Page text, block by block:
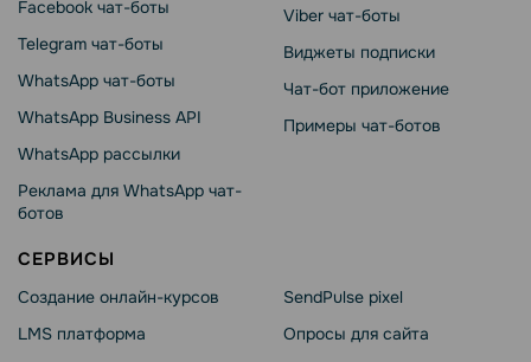
Facebook чат-боты
Telegram чат-боты
WhatsApp чат-боты
WhatsApp Business API
WhatsApp рассылки
Реклама для WhatsApp чат-
ботов
Viber чат-боты
Виджеты подписки
Чат-бот приложение
Примеры чат-ботов
СЕРВИСЫ
Создание онлайн-курсов
LMS платформа
SendPulse pixel
Опросы для сайта